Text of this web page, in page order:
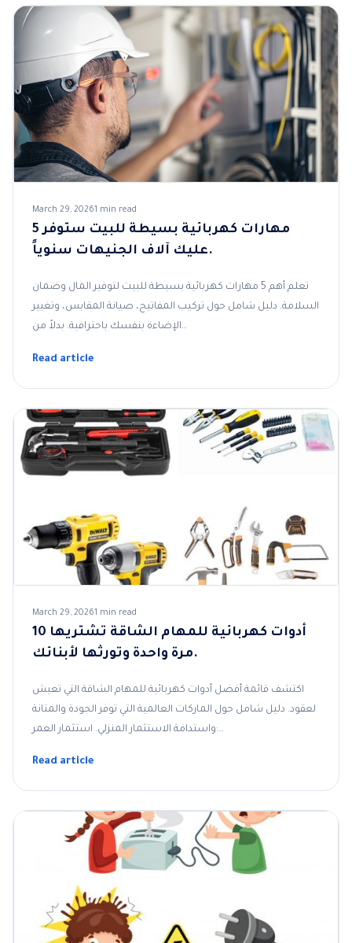
March 29, 20261 min read
5 مهارات كهربائية بسيطة للبيت ستوفر
عليك آلاف الجنيهات سنوياً.
تعلم أهم 5 مهارات كهربائية بسيطة للبيت لتوفير المال وضمان
السلامة. دليل شامل حول تركيب المفاتيح، صيانة المقابس، وتغيير
الإضاءة بنفسك باحترافية. بدلاً من…
Read article
March 29, 20261 min read
10 أدوات كهربائية للمهام الشاقة تشتريها
مرة واحدة وتورثها لأبنائك.
اكتشف قائمة أفضل أدوات كهربائية للمهام الشاقة التي تعيش
لعقود. دليل شامل حول الماركات العالمية التي توفر الجودة والمتانة
واستدامة الاستثمار المنزلي. استثمار العمر:…
Read article